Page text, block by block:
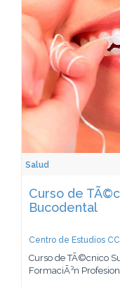
Salud
Curso de
Bucodental
Centro de Estudios
Curso de TÃ©cnico
FormaciÃ³n